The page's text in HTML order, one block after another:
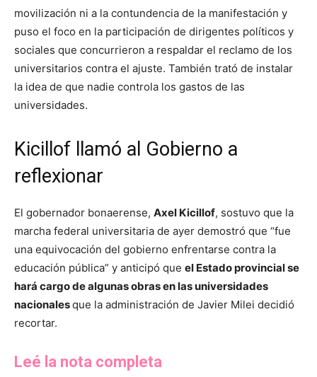
movilización ni a la contundencia de la manifestación y
puso el foco en la participación de dirigentes políticos y
sociales que concurrieron a respaldar el reclamo de los
universitarios contra el ajuste. También trató de instalar
la idea de que nadie controla los gastos de las
universidades.
Kicillof llamó al Gobierno a
reflexionar
El gobernador bonaerense, Axel Kicillof, sostuvo que la
marcha federal universitaria de ayer demostró que “fue
una equivocación del gobierno enfrentarse contra la
educación pública” y anticipó que el Estado provincial se
hará cargo de algunas obras en las universidades
nacionalesque la administración de Javier Milei decidió
recortar.
Leé la nota completa